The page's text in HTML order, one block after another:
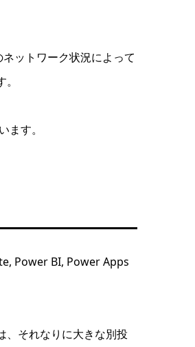
ットワーク状況によって
す。
Power BI, Power Apps
、それなりに大きな別投